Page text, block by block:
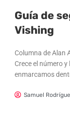
Guía de
Vishing
Columna de Alan
Crece el número
enmarcamos
Samuel